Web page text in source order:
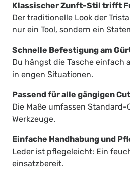
Klassischer Zunft-Stil trifft
Der traditionelle Look der
nur ein Tool, sondern ein
Schnelle Befestigung am
Du hängst die Tasche einfach
in engen Situationen.
Passend für alle gängigen
Die Maße umfassen
Werkzeuge.
Einfache Handhabung und
Leder ist pflegeleicht: Ein
einsatzbereit.